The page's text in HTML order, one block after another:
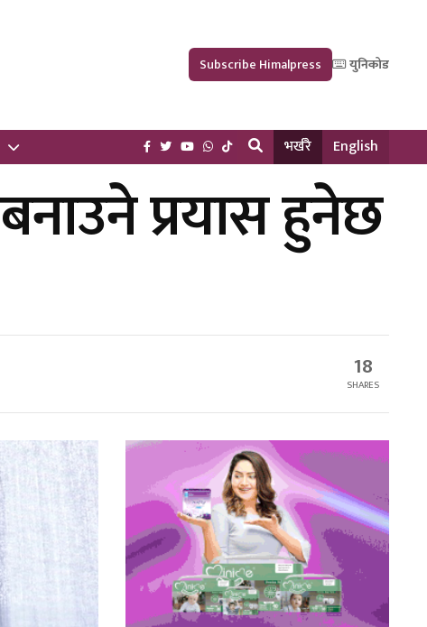
Subscribe Himalpress युनिकोड
भर्खरै English
प्रयास हुनेछ
18
SHARES